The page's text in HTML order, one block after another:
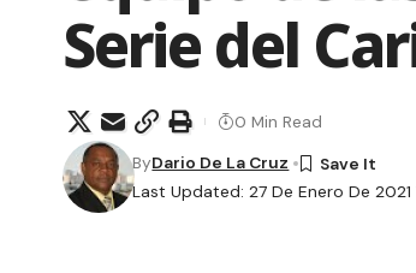
Serie del
Last Updated: 27 De Enero De 2021
ByDario De La Cruz
0 Min Read